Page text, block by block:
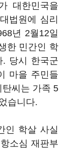
대한민국을
법원에 심리
년 2월12일
한 민간인 학
. 당시 한국군
마을 주민들
씨는 가족 5
습니다.
인 학살 사실
소심 재판부